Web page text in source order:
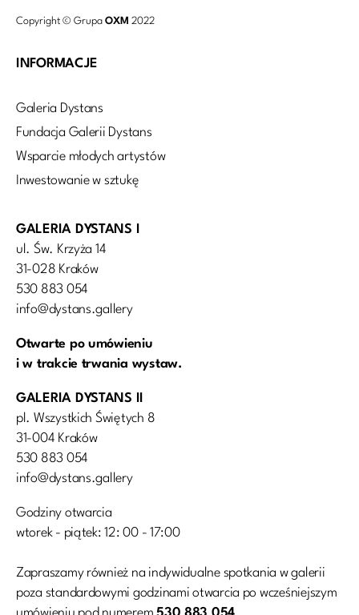
Copyright © Grupa OXM 2022
INFORMACJE
Galeria Dystans
Fundacja Galerii Dystans
Wsparcie młodych artystów
Inwestowanie w sztukę
GALERIA DYSTANS I
ul. Św. Krzyża 14
31-028 Kraków
530 883 054
info@dystans.gallery
Otwarte po umówieniu
i w trakcie trwania wystaw.
GALERIA DYSTANS II
pl. Wszystkich Świętych 8
31-004 Kraków
530 883 054
info@dystans.gallery
Godziny otwarcia
wtorek - piątek: 12: 00 - 17:00
Zapraszamy również na indywidualne spotkania w galerii
poza standardowymi godzinami otwarcia po wcześniejszym